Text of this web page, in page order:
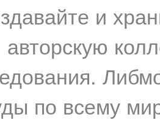
и
авторскую
по всему